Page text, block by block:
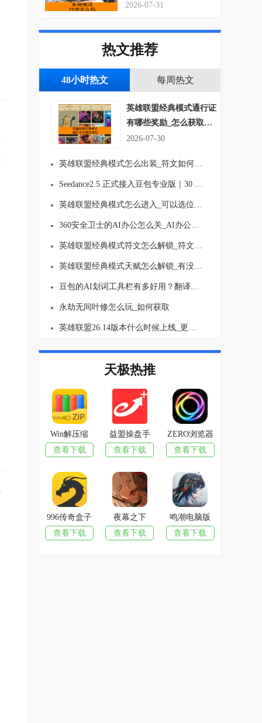
2026-07-31
热文推荐
48小时热文 每周热文
英雄联盟经典模式通行证
有哪些奖励_怎么获取符
文吗
2026-07-30
英雄联盟经典模式怎么出装_符文如何搭配
Seedance2.5 正式接入豆包专业版｜30 秒长视频生成、多图参考 AI视频创作能力全面升级
英雄联盟经典模式怎么进入_可以选位置吗
360安全卫士的AI办公怎么关_AI办公关闭方法介绍
英雄联盟经典模式符文怎么解锁_符文要买吗
英雄联盟经典模式天赋怎么解锁_有没有等级上限
豆包的AI划词工具栏有多好用？翻译、总结一键就行！
永劫无间叶修怎么玩_如何获取
英雄联盟26.14版本什么时候上线_更新了哪些内容
天极热推
Win解压缩
查看下载
益盟操盘手
查看下载
ZERO浏览器
查看下载
996传奇盒子
查看下载
夜幕之下
查看下载
鸣潮电脑版
查看下载